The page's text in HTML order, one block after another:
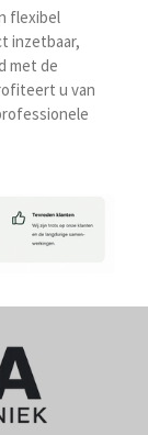
flexibel
inzetbaar,
met de
u van